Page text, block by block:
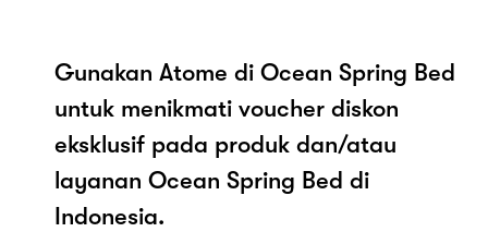
Gunakan Atome di Ocean Spring Bed
untuk menikmati voucher diskon
eksklusif pada produk dan/atau
layanan Ocean Spring Bed di
Indonesia.